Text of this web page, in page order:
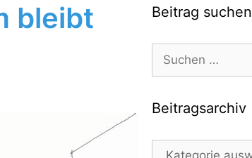
bleibt
Beitrag suchen
Suchen
nach:
Beitragsarchiv
Beitragsarchiv